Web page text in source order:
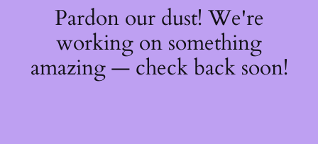
Pardon our dust! We're
working on something
amazing — check back soon!